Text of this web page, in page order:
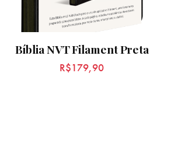
Bíblia NVT Filament Preta
R$179,90